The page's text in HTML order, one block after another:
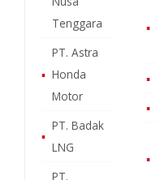
Tenggara
▪
PT. Astra
Honda
Motor
▪
PT. Badak
LNG
PT.
▪
▪
▪
▪